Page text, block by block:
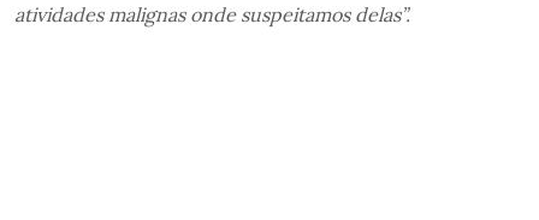
atividades malignas onde suspeitamos delas”.